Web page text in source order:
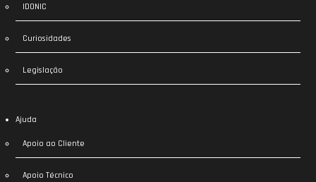
IDONIC
Curiosidades
Legislação
Ajuda
Apoio ao Cliente
Apoio Técnico